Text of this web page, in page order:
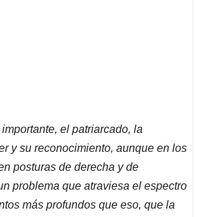
el patriarcado, la
y su reconocimiento, aunque en los
posturas de derecha y de
problema que atraviesa el espectro
más profundos que eso, que la